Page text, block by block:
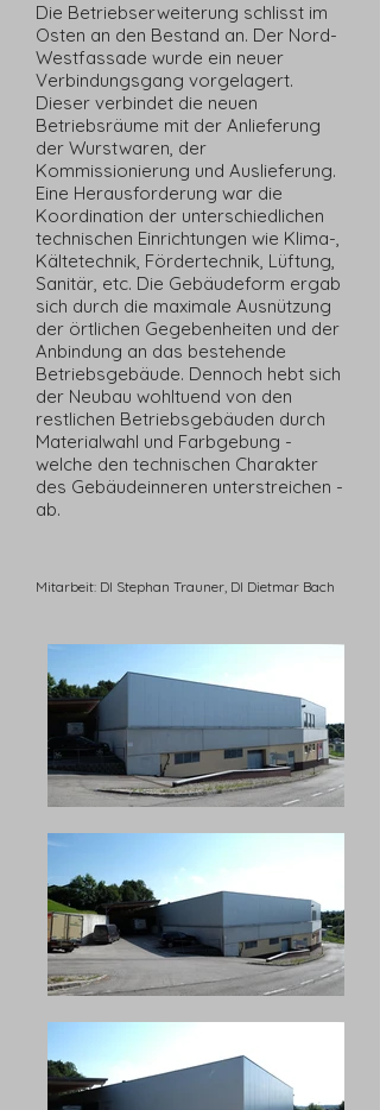
Die Betriebserweiterung schlisst im
Osten an den Bestand an. Der Nord-
Westfassade wurde ein neuer
Verbindungsgang vorgelagert.
Dieser verbindet die neuen
Betriebsräume mit der Anlieferung
der Wurstwaren, der
Kommissionierung und Auslieferung.
Eine Herausforderung war die
Koordination der unterschiedlichen
technischen Einrichtungen wie Klima-,
Kältetechnik, Fördertechnik, Lüftung,
Sanitär, etc. Die Gebäudeform ergab
sich durch die maximale Ausnützung
der örtlichen Gegebenheiten und der
Anbindung an das bestehende
Betriebsgebäude. Dennoch hebt sich
der Neubau wohltuend von den
restlichen Betriebsgebäuden durch
Materialwahl und Farbgebung -
welche den technischen Charakter
des Gebäudeinneren unterstreichen -
ab.
Mitarbeit: DI Stephan Trauner, DI Dietmar Bach